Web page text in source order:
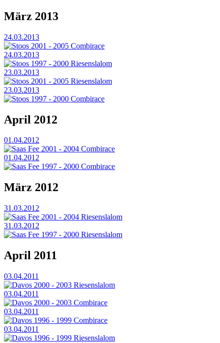
März 2013
24.03.2013
Stoos 2001 - 2005 Combirace
24.03.2013
Stoos 1997 - 2000 Riesenslalom
23.03.2013
Stoos 2001 - 2005 Riesenslalom
23.03.2013
Stoos 1997 - 2000 Combirace
April 2012
01.04.2012
Saas Fee 2001 - 2004 Combirace
01.04.2012
Saas Fee 1997 - 2000 Combirace
März 2012
31.03.2012
Saas Fee 2001 - 2004 Riesenslalom
31.03.2012
Saas Fee 1997 - 2000 Riesenslalom
April 2011
03.04.2011
Davos 2000 - 2003 Riesenslalom
03.04.2011
Davos 2000 - 2003 Combirace
03.04.2011
Davos 1996 - 1999 Combirace
03.04.2011
Davos 1996 - 1999 Riesenslalom